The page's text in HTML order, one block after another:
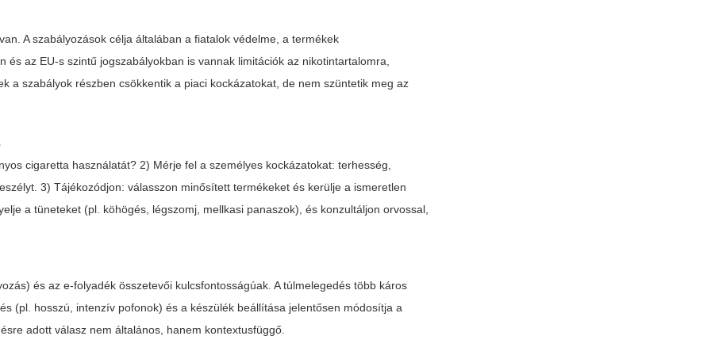
A szabályozások célja általában a fiatalok védelme, a termékek
az EU-s szintű jogszabályokban is vannak limitációk az nikotintartalomra,
a szabályok részben csökkentik a piaci kockázatokat, de nem szüntetik meg az
cigaretta használatát? 2) Mérje fel a személyes kockázatokat: terhesség,
3) Tájékozódjon: válasszon minősített termékeket és kerülje a ismeretlen
a tüneteket (pl. köhögés, légszomj, mellkasi panaszok), és konzultáljon orvossal,
és az e-folyadék összetevői kulcsfontosságúak. A túlmelegedés több káros
(pl. hosszú, intenzív pofonok) és a készülék beállítása jelentősen módosítja a
adott válasz nem általános, hanem kontextusfüggő.